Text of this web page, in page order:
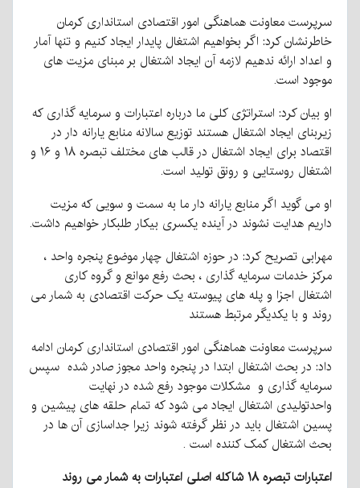
سرپرست معاونت هماهنگی امور اقتصادی استانداری کرمان
خاطرنشان کرد: اگر بخواهیم اشتغال پایدار ایجاد کنیم و تنها آمار
و اعداد ارائه ندهیم لازمه آن ایجاد اشتغال بر مبنای مزیت های
موجود است.
او بیان کرد: استراتژی کلی ما درباره اعتبارات و سرمایه گذاری که
زیربنای ایجاد اشتغال هستند توزیع سالانه منابع یارانه دار در
اقتصاد برای ایجاد اشتغال در قالب های مختلف تبصره ۱۸ و ۱۶ و
اشتغال روستایی و رونق تولید است.
او می گوید اگر منابع یارانه دار ما به سمت و سویی که مزیت
داریم هدایت نشوند در آینده یکسری بیکار طلبکار خواهیم داشت.
مهرابی تصریح کرد: در حوزه اشتغال چهار موضوع پنجره واحد ،
مرکز خدمات سرمایه گذاری ، بحث رفع موانع و گروه کاری
اشتغال اجزا و پله های پیوسته یک حرکت اقتصادی به شمار می
روند و با یکدیگر مرتبط هستند
سرپرست معاونت هماهنگی امور اقتصادی استانداری کرمان ادامه
داد: در بحث اشتغال ابتدا در پنجره واحد مجوز صادر شده سپس
سرمایه گذاری و مشکلات موجود رفع شده در نهایت
واحدتولیدی اشتغال ایجاد می شود که تمام حلقه های پیشین و
پسین اشتغال باید در نظر گرفته شوند زیرا جداسازی آن ها در
بحث اشتغال کمک کننده است .
اعتبارات تبصره ۱۸ شاکله اصلی اعتبارات به شمار می روند